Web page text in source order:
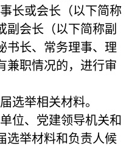
长或会长（以下简称
副会长（以下简称副
书长、常务理事、理
兼职情况的，进行审
选举相关材料。
位、党建领导机关和
选举材料和负责人候